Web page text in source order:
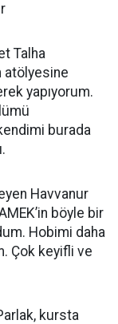
Talha
atölyesine
yapıyorum.
burada
Havvanur
böyle bir
Hobimi daha
Çok keyifli ve
kursta